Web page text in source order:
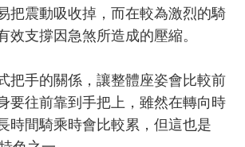
把震動吸收掉，而在較為激烈的騎
效支撐因急煞所造成的壓縮。
把手的關係，讓整體座姿會比較前
要往前靠到手把上，雖然在轉向時
時間騎乘時會比較累，但這也是